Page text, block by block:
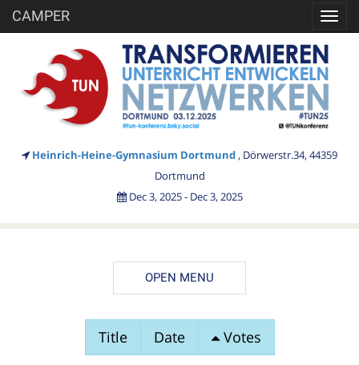
CAMPER
Heinrich-Heine-Gymnasium Dortmund , Dörwerstr.34, 44359
Dortmund
Dec 3, 2025 - Dec 3, 2025
OPEN MENU
Title Date Votes